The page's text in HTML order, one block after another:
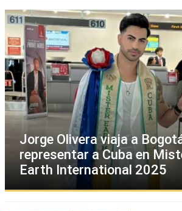
Jorge Olivera viaja a
representar a Cuba en
Earth International 2025